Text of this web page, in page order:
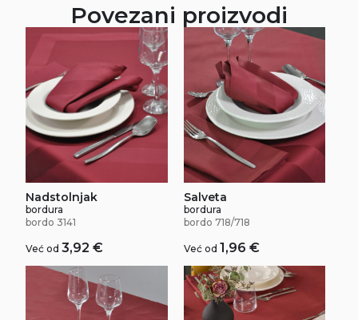
Povezani proizvodi
Nadstolnjak
bordura
bordo 3141
Već od3,92€
Salveta
bordura
bordo 718/718
Već od 1,96 €